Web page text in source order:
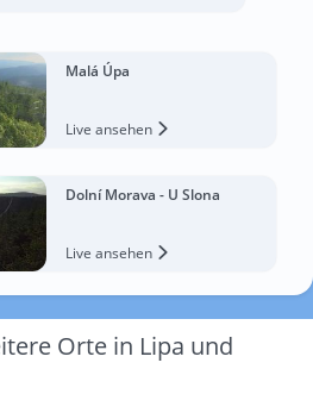
Malá Úpa
Live ansehen
Dolní Morava - U Slona
Live ansehen
Orte in Lipa und